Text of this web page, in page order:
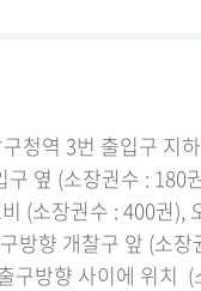
청역 3번 출입구 지
옆 (소장권수 : 180
(소장권수 : 400권),
방향 개찰구 앞 (소
구방향 사이에 위치